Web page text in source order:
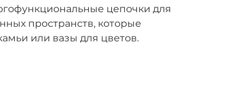
цепочки для
пространств, которые
или вазы для цветов.